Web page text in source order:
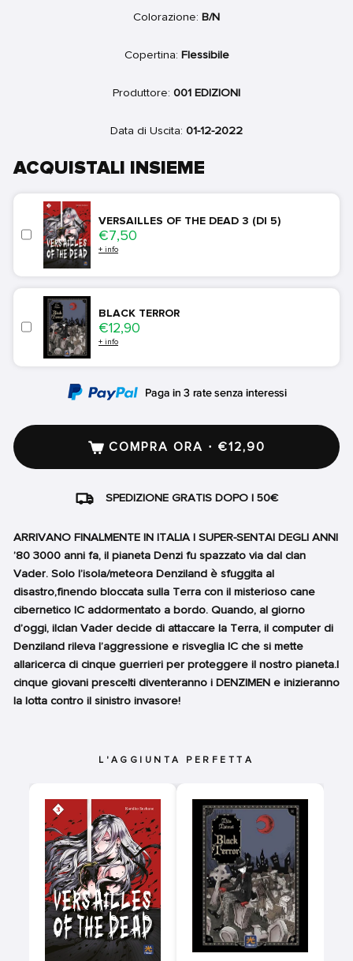
Colorazione: B/N
Copertina: Flessibile
Produttore: 001 EDIZIONI
Data di Uscita: 01-12-2022
ACQUISTALI INSIEME
VERSAILLES OF THE DEAD 3 (DI 5)
Price
€7,50
+ info
BLACK TERROR
Price
€12,90
+ info
COMPRA ORA · €12,90
SPEDIZIONE GRATIS DOPO I 50€
ARRIVANO FINALMENTE IN ITALIA I SUPER-SENTAI DEGLI ANNI
’80 3000 anni fa, il pianeta Denzi fu spazzato via dal clan
Vader. Solo l’isola/meteora Denziland è sfuggita al
disastro,finendo bloccata sulla Terra con il misterioso cane
cibernetico IC addormentato a bordo. Quando, al giorno
d’oggi, ilclan Vader decide di attaccare la Terra, il computer di
Denziland rileva l’aggressione e risveglia IC che si mette
allaricerca di cinque guerrieri per proteggere il nostro pianeta.I
cinque giovani prescelti diventeranno i DENZIMEN e inizieranno
la lotta contro il sinistro invasore!
L'AGGIUNTA PERFETTA